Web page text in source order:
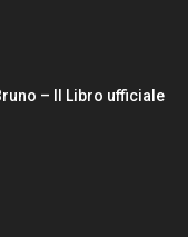
– Il Libro ufficiale